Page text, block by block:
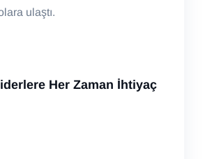
ulaştı.
Her Zaman İ htiyaç